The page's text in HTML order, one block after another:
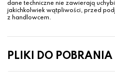
dane techniczne nie zawierają
jakichkolwiek wątpliwości, przed
z handlowcem.
PLIKI DO POBRANIA